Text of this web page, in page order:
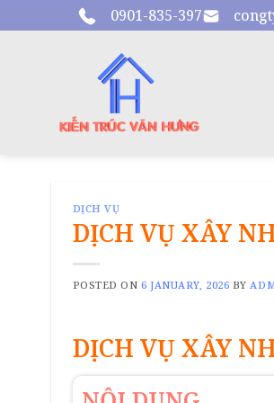
to
0901-835-397
DỊCH VỤ
DỊCH VỤ XÂY
POSTED ON6 JANUARY, 2026 BY
DỊCH VỤ XÂY